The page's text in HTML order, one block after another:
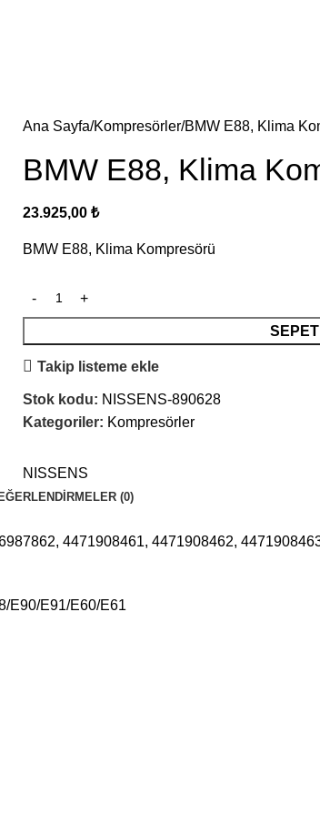
Ana Sayfa Kompresörler BMW E88, Klima
BMW E88, Klima
23.925,00 ₺
BMW E88, Klima Kompresörü
Takip listeme ekle
Stok kodu: NISSENS-890628
Kategoriler: Kompresörler
NISSENS
(0)
4471908461, 4471908462,
E90/E91/E60/E61